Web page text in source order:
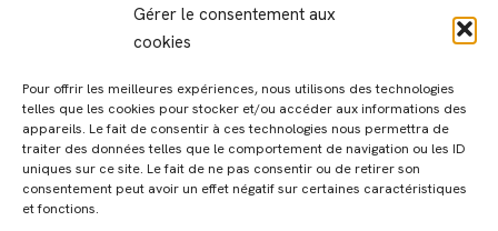
Gérer le consentement aux
cookies
Pour offrir les meilleures expériences, nous utilisons des technologies
telles que les cookies pour stocker et/ou accéder aux informations des
appareils. Le fait de consentir à ces technologies nous permettra de
traiter des données telles que le comportement de navigation ou les ID
uniques sur ce site. Le fait de ne pas consentir ou de retirer son
consentement peut avoir un effet négatif sur certaines caractéristiques
et fonctions.
MAGALI PRESTATIONS YOGA VOYAGE BLOG CONTACT